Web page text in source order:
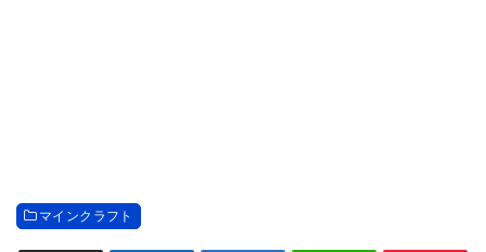
マインクラフト